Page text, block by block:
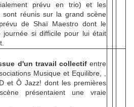
prévu en trio) et les
sont réunis sur la grand scène
de Shaï Maestro dont le
journée si difficile pour lui était
d'un travail collectifentre
Musique et Equilibre, ,
et Ô Jazz! dont les premières
présentaient une vraie